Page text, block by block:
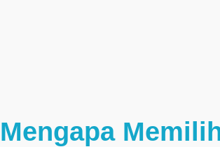
Mengapa